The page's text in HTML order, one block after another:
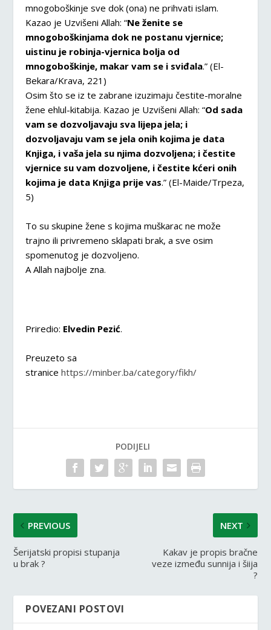
mnogoboškinje sve dok (ona) ne prihvati islam.
Kazao je Uzvišeni Allah: “Ne ženite se
mnogoboškinjama dok ne postanu vjernice;
uistinu je robinja-vjernica bolja od
mnogoboškinje, makar vam se i sviđala.” (El-
Bekara/Krava, 221)
Osim što se iz te zabrane izuzimaju čestite-moralne
žene ehlul-kitabija. Kazao je Uzvišeni Allah: “Od sada
vam se dozvoljavaju sva lijepa jela; i
dozvoljavaju vam se jela onih kojima je data
Knjiga, i vaša jela su njima dozvoljena; i čestite
vjernice su vam dozvoljene, i čestite kćeri onih
kojima je data Knjiga prije vas.” (El-Maide/Trpeza,
5)
To su skupine žene s kojima muškarac ne može
trajno ili privremeno sklapati brak, a sve osim
spomenutog je dozvoljeno.
A Allah najbolje zna.
Priredio: Elvedin Pezić.
Preuzeto sa
stranicehttps://minber.ba/category/fikh/
PODIJELI
PREVIOUS
Šerijatski propisi stupanja
u brak ?
NEXT
Kakav je propis bračne
veze između sunnija i šiija
?
POVEZANI POSTOVI